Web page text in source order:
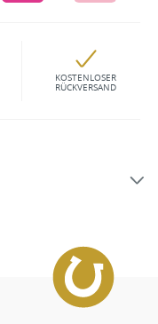
KOSTENLOSER
RÜCKVERSAND